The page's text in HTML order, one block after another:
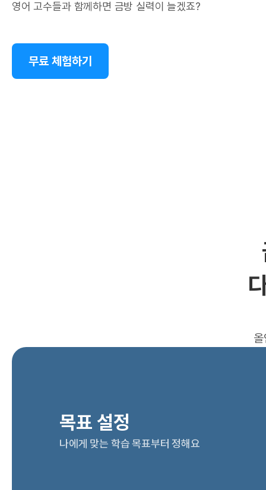
영어 고수들과 함께하면 금방 실력이 늘겠죠?
무료 체험하기
목표 설정
나에게 맞는 학습 목표부터 정해요